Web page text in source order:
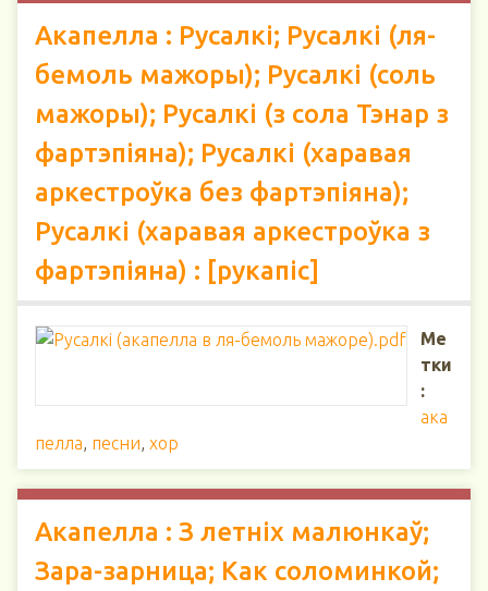
Акапелла : Русалкі; Русалкі (ля-
бемоль мажоры); Русалкі (соль
мажоры); Русалкі (з сола Тэнар з
фартэпіяна); Русалкі (харавая
аркестроўка без фартэпіяна);
Русалкі (харавая аркестроўка з
фартэпіяна) : [рукапіс]
Ме
тки
:
ака
пелла, песни, хор
Акапелла : З летніх малюнкаў;
Зара-зарница; Как соломинкой;